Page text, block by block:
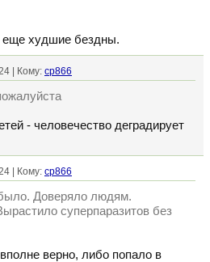
еще худшие бездны.
| Кому: cp866
- человечество деградирует
| Кому: cp866
Доверяло людям.
суперпаразитов без
верно, либо попало в